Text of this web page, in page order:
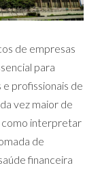
de empresas
para
profissionais de
vez maior de
como interpretar
de
financeira